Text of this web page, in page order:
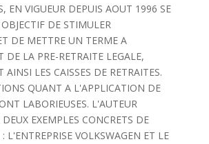
EN VIGUEUR DEPUIS AOUT 1996 SE
DE STIMULER
DE METTRE UN TERME A
DE LA PRE-RETRAITE LEGALE,
AINSI LES CAISSES DE RETRAITES.
QUANT A L'APPLICATION DE
LABORIEUSES. L'AUTEUR
DEUX EXEMPLES CONCRETS DE
L'ENTREPRISE VOLKSWAGEN ET LE